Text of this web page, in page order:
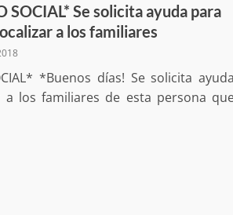
SOCIAL* Se solicita ayuda para
a los familiares
*Buenos días! Se solicita ayuda
a los familiares de esta persona
Avanza con orden y tranquilidad el
electoral extraordinario de
Santiago Xanica: Jesús Romero